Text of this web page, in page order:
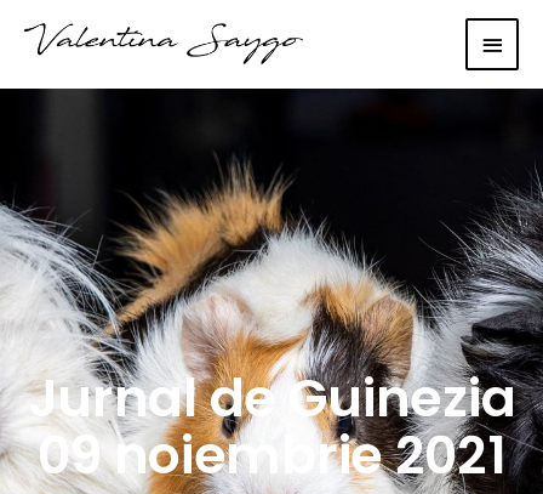
Main
Jurnal de Guinezia
09 noiembrie 2021